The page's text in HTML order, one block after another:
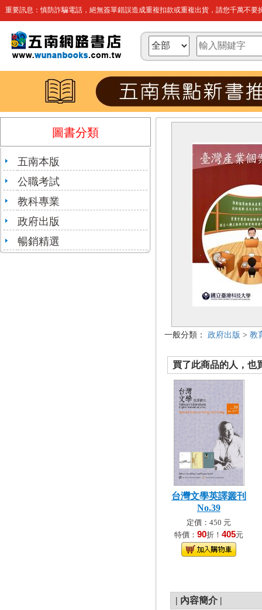
重要訊息：慎防詐騙電話，絕無簽單錯誤造成重複扣款或重複出貨，請您千萬不要
圖書分類
五南本版
公職考試
教科專業
政府出版
暢銷精選
一般分類： 政府出版 > 教
買了此商品的人，也
台灣文學英譯叢刊
No.39
定價：450 元
特價： 90折！ 405元
| 內容簡介 |